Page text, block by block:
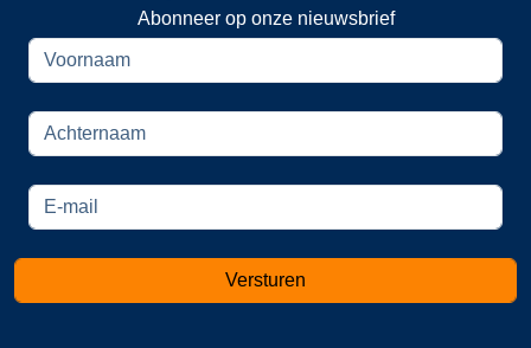
Abonneer op onze nieuwsbrief
Versturen